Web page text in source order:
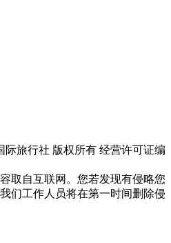
际旅行社 版权所有 经营许可证编
取自互联网。您若发现有侵略您
们工作人员将在第一时间删除侵